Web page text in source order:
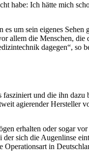
habe: Ich hätte mich
um sein eigenes
allem die Menschen,
dagegen“,
und die ihn
agierender Hersteller
erhalten oder sogar
sich die Augenlinse
Operationsart in